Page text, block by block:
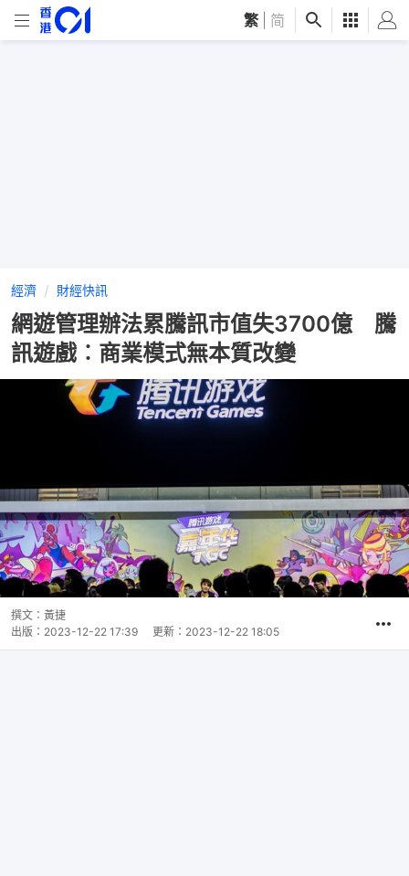
繁 简
經濟 財經快訊
網遊管理辦法累騰訊市值失3700億 騰
訊遊戲︰商業模式無本質改變
撰文： 黃捷
出版： 2023-12-22 17:39 更新： 2023-12-22 18:05